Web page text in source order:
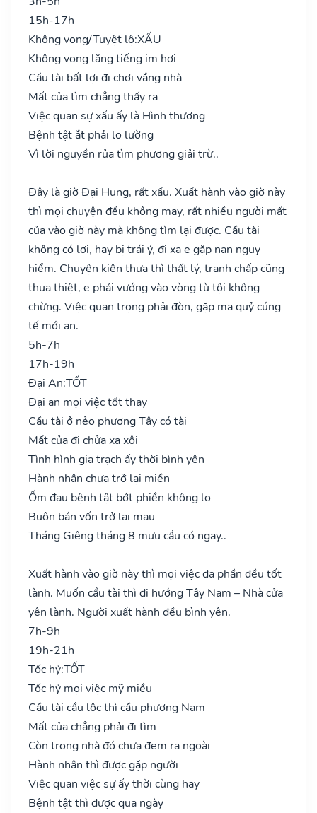
15h-17h
Không vong/Tuyệt lộ:XẤU
Không vong lặng tiếng im hơi
Cầu tài bất lợi đi chơi vắng nhà
Mất của tìm chẳng thấy ra
Việc quan sự xấu ấy là Hình thương
Bệnh tật ắt phải lo lường
Vì lời nguyền rủa tìm phương giải trừ..
Đây là giờ Đại Hung, rất xấu. Xuất hành vào giờ này
thì mọi chuyện đều không may, rất nhiều người mất
của vào giờ này mà không tìm lại được. Cầu tài
không có lợi, hay bị trái ý, đi xa e gặp nạn nguy
hiểm. Chuyện kiện thưa thì thất lý, tranh chấp cũng
thua thiệt, e phải vướng vào vòng tù tội không
chừng. Việc quan trọng phải đòn, gặp ma quỷ cúng
tế mới an.
5h-7h
17h-19h
Đại An:TỐT
Đại an mọi việc tốt thay
Cầu tài ở nẻo phương Tây có tài
Mất của đi chửa xa xôi
Tình hình gia trạch ấy thời bình yên
Hành nhân chưa trở lại miền
Ốm đau bệnh tật bớt phiền không lo
Buôn bán vốn trở lại mau
Tháng Giêng tháng 8 mưu cầu có ngay..
Xuất hành vào giờ này thì mọi việc đa phần đều tốt
lành. Muốn cầu tài thì đi hướng Tây Nam – Nhà cửa
yên lành. Người xuất hành đều bình yên.
7h-9h
19h-21h
Tốc hỷ:TỐT
Tốc hỷ mọi việc mỹ miều
Cầu tài cầu lộc thì cầu phương Nam
Mất của chẳng phải đi tìm
Còn trong nhà đó chưa đem ra ngoài
Hành nhân thì được gặp người
Việc quan việc sự ấy thời cùng hay
Bệnh tật thì được qua ngày